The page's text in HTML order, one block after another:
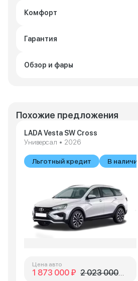
Комфорт
Гарантия
Обзор и фары
Похожие предложения
LADA Vesta SW Cross
Универсал • 2026
Льготный кредит В наличии
Цена авто
1 873 000 ₽ 2 023 000 ₽